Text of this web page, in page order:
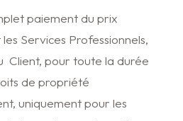
paiement du prix
Services Professionnels,
Client, pour toute la durée
de propriété
uniquement pour les